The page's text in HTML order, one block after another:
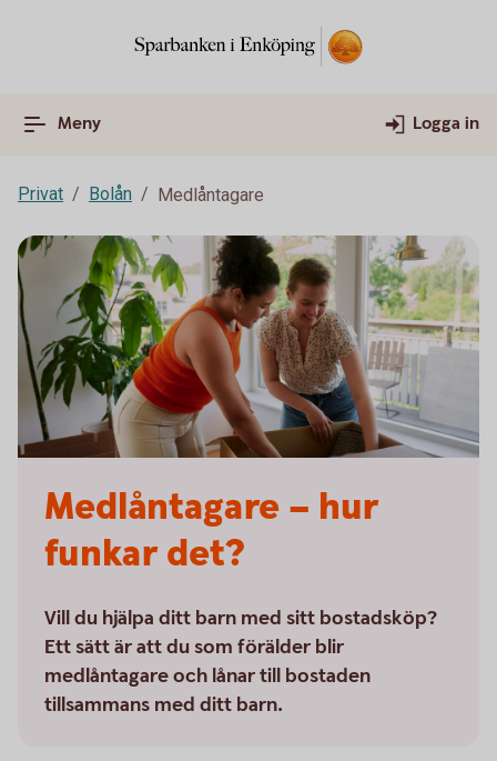
Meny Logga in
Privat Bolån Medlåntagare
Medlåntagare – hur
funkar det?
Vill du hjälpa ditt barn med sitt bostadsköp?
Ett sätt är att du som förälder blir
medlåntagare och lånar till bostaden
tillsammans med ditt barn.